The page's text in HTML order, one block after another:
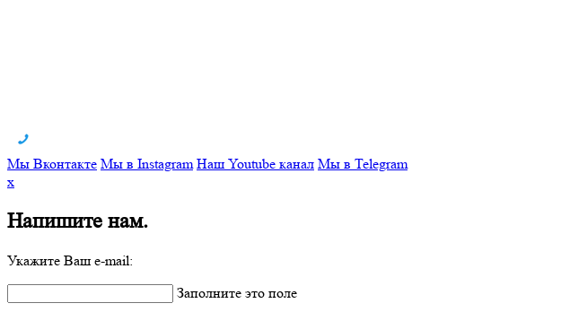
Мы Вконтакте Мы в Instagram Наш Youtube канал Мы в Telegram
x
Напишите нам.
Укажите Ваш e-mail:
Заполните это поле